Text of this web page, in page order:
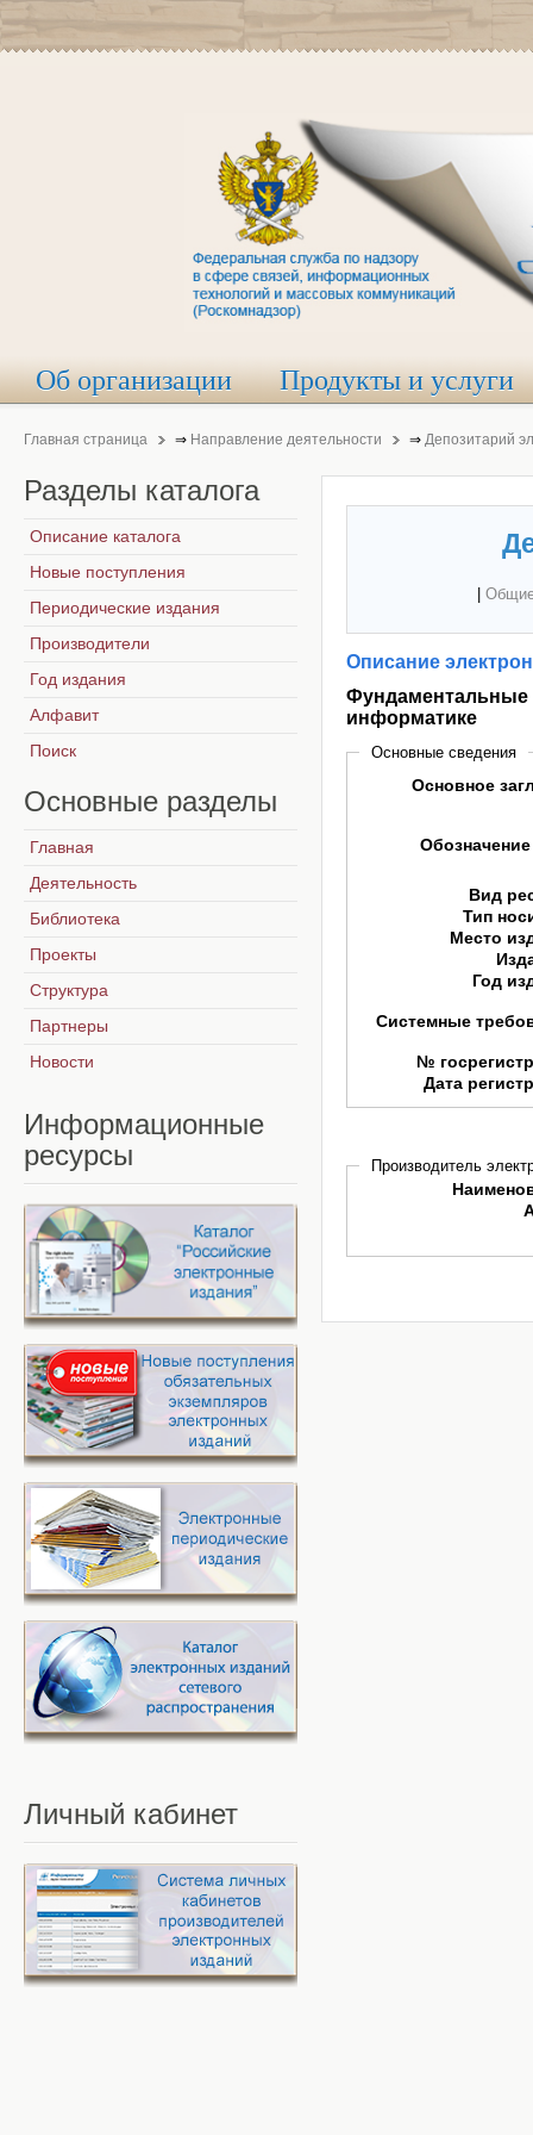
Об организации Продукты и услуги
Главная страница ⇒ Направление деятельности ⇒ Депозитарий
Описание
Фундаментальные
информатике
Основные сведения
Основное
Вид
Тип
Место
Год
Системные
№
Дата
Производитель
Разделы каталога
Описание каталога
Новые поступления
Периодические издания
Производители
Год издания
Алфавит
Поиск
Основные разделы
Главная
Деятельность
Библиотека
Проекты
Структура
Партнеры
Новости
Информационные
ресурсы
Личный кабинет